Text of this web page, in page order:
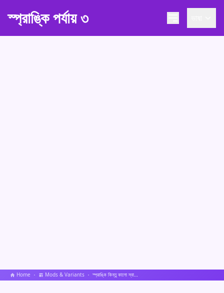
স্প্রাঙ্কি পর্যায় ৩
Home Mods & Variants স্প্রাঙ্কি কিন্তু কালো স্বাভাবিক